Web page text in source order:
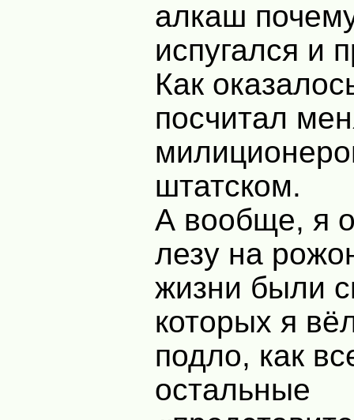
алкаш
испугался и
Как
посчитал
штатском.
А вообще, я
лезу на
жизни были
которых я
подло, как
остальные